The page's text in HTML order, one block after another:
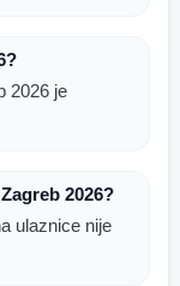
2026 je
2026?
ulaznice nije